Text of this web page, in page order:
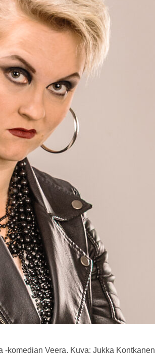
komedian Veera. Kuva: Jukka Kontkanen